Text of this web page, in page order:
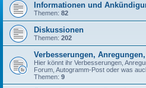
Informationen und
Themen: 82
Diskussionen
Themen: 202
Verbesserungen,
Hier könnt ihr Verbesserungen,
Forum, Autogramm-Post oder was
Themen: 9